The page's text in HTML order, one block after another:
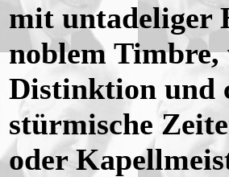
mit untadeliger
noblem Timbre,
Distinktion und
stürmische
oder